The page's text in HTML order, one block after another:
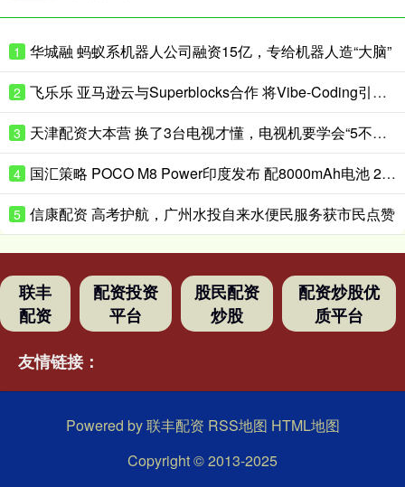
1 华城融 蚂蚁系机器人公司融资15亿，专给机器人造“大脑”
2 飞乐乐 亚马逊云与Superblocks合作 将Vibe-Coding引入企业私有云
3 天津配资大本营 换了3台电视才懂，电视机要学会“5不买”，都是花钱买的经验
4 国汇策略 POCO M8 Power印度发布 配8000mAh电池 24999卢比起
5 信康配资 高考护航，广州水投自来水便民服务获市民点赞
联丰
配资
配资投资
平台
股民配资
炒股
配资炒股优
质平台
友情链接：
Powered by联丰配资 RSS地图 HTML地图
Copyright© 2013-2025